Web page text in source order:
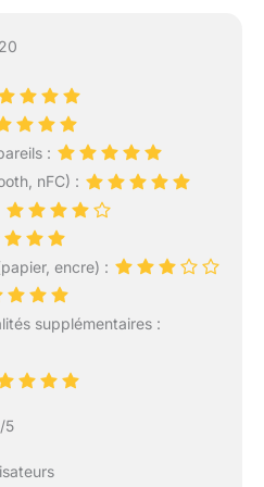
photo compacte et
imprimante photo
portable sans fil garantit
une connexion facile à
vos appareils, tout en
offrant la praticité des
caractéristiques d'une
imprimante instantanée
pour smartphone.
PERSONNALISEZ VOTRE
souvenirs personnalisés
imprimante portable
tirages autocollants pour
scrapbooking ou de
:
nFC) :
encre) :
supplémentaires :
5